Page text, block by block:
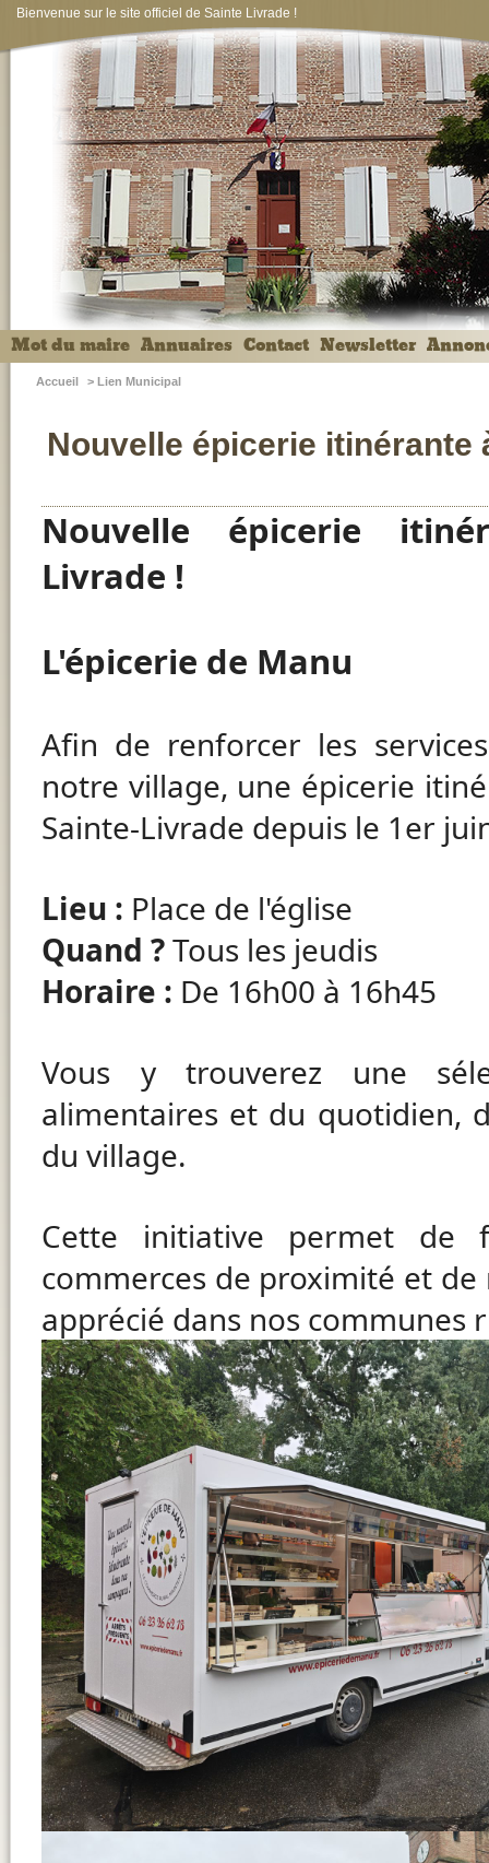
Bienvenue sur le site officiel de Sainte Livrade !
Mot du maire Annuaires Contact Newsletter
Accueil > Lien Municipal
Nouvelle épicerie itinérante
Nouvelle épicerie
Livrade !
L'épicerie de Manu
Afin de renforcer les
notre village, une épicerie
Sainte-Livrade depuis le 1er
Lieu : Place de l'église
Quand ?Tous les jeudis
Horaire : De 16h00 à 16h45
Vous y trouverez une
alimentaires et du quotidien,
du village.
Cette initiative permet de
commerces de proximité et
apprécié dans nos communes